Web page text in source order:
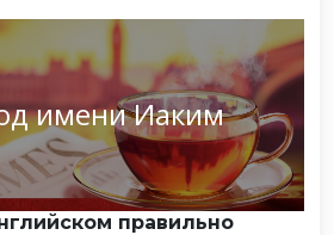
имени Иаким
правильно